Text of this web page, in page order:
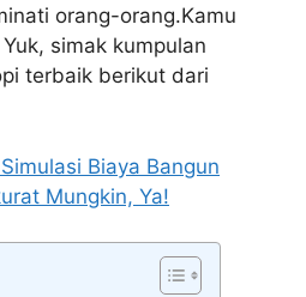
orang-orang.Kamu
simak kumpulan
terbaik berikut dari
Biaya Bangun
Mungkin, Ya!